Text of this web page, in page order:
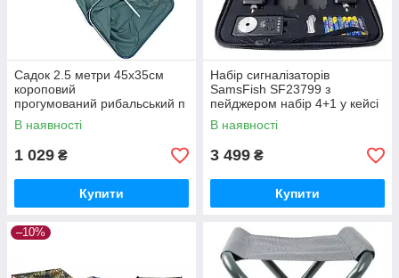
Садок 2.5 метри 45х35см
короповий
прогумований рибальський п
рямокутний Sadey
В наявності
1 029 ₴
Купити
Набір сигналізаторів
SamsFish SF23799 з
пейджером набір 4+1 у кейсі
В наявності
3 499 ₴
Купити
–10%